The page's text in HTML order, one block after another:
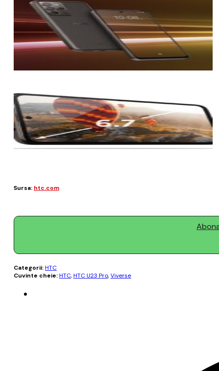
Sursa: htc.com
Categorii:HTC
Cuvinte cheie:HTC,HTC U23 Pro,Viverse